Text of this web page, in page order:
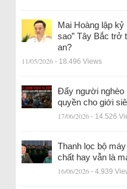
Mai Hoàng lập kỷ
sao” Tây Bắc trở
an?
11/05/2026 - 18.496 Views
Đẩy người nghèo
quyền cho giới
17/06/2026 - 14.526
Thanh lọc bộ
chất hay vẫn là
16/06/2026 - 4.939